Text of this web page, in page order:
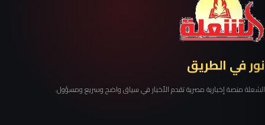
نور في الطريق
الشعلة منصة إخبارية مصرية تقدم الأخبار في سياق واضح وسريع ومسؤول.